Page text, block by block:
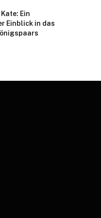
Ein
Einblick in das